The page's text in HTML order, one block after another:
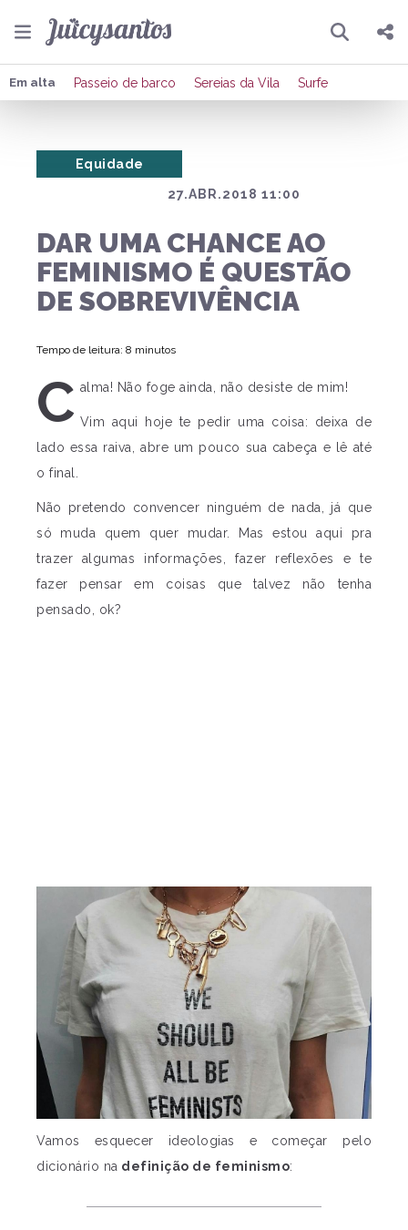
Pesquisar
Compartilhar
Publicar no X
Em alta Passeio de barco Sereias da Vila Surfe
27.ABR.2018 11:00
Equidade
DAR UMA CHANCE AO
FEMINISMO É QUESTÃO
DE SOBREVIVÊNCIA
Tempo de leitura: 8 minutos
C alma! Não foge ainda, não desiste de mim!
Vim aqui hoje te pedir uma coisa: deixa de
lado essa raiva, abre um pouco sua cabeça e lê até
o final.
Não pretendo convencer ninguém de nada, já que
só muda quem quer mudar. Mas estou aqui pra
trazer algumas informações, fazer reflexões e te
fazer pensar em coisas que talvez não tenha
pensado, ok?
Vamos esquecer ideologias e começar pelo
dicionário na definição de feminismo: